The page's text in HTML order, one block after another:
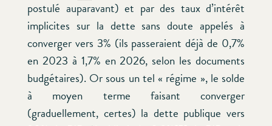
postulé auparavant) et par des taux d’intérêt
implicites sur la dette sans doute appelés à
converger vers 3% (ils passeraient déjà de 0,7%
en 2023 à 1,7% en 2026, selon les documents
budgétaires). Or sous un tel « régime », le solde
à moyen terme faisant converger
(graduellement, certes) la dette publique vers